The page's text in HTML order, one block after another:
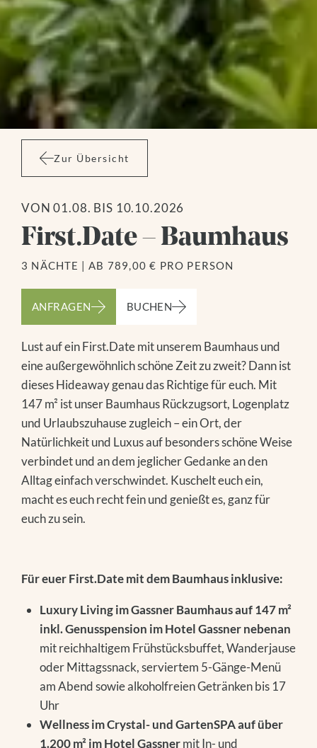
Zur Übersicht
VON 01.08. BIS 10.10.2026
First.Date – Baumhaus
3 NÄCHTE |AB 789,00 € PRO PERSON
ANFRAGEN BUCHEN
Lust auf ein First.Date mit unserem Baumhaus und
eine außergewöhnlich schöne Zeit zu zweit? Dann ist
dieses Hideaway genau das Richtige für euch. Mit
147 m² ist unser Baumhaus Rückzugsort, Logenplatz
und Urlaubszuhause zugleich – ein Ort, der
Natürlichkeit und Luxus auf besonders schöne Weise
verbindet und an dem jeglicher Gedanke an den
Alltag einfach verschwindet. Kuschelt euch ein,
macht es euch recht fein und genießt es, ganz für
euch zu sein.
Für euer First.Date mit dem Baumhaus inklusive:
Luxury Living im Gassner Baumhaus auf 147 m²
inkl. Genusspension im Hotel Gassner nebenan
mit reichhaltigem Frühstücksbuffet, Wanderjause
oder Mittagssnack, serviertem 5-Gänge-Menü
am Abend sowie alkoholfreien Getränken bis 17
Uhr
Wellness im Crystal- und GartenSPA auf über
1.200 m² im Hotel Gassnermit In- und